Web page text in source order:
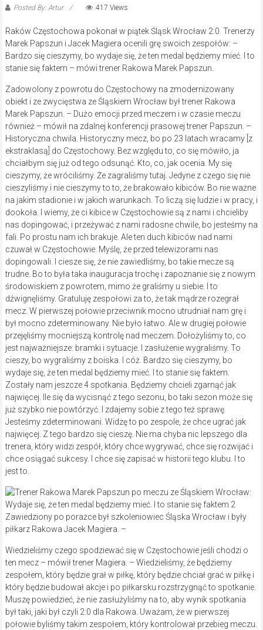
Posted By: Artur 417 Views
Raków Częstochowa pokonał w piątek Śląsk Wrocław 2:0. Trenerzy
Marek Papszun i Jacek Magiera ocenili grę swoich zespołów: –
Bardzo się cieszymy, bo wydaje się, że ten medal będziemy mieć. I to
stanie się faktem – mówi trener Rakowa Marek Papszun.
Zadowolony z powrotu do Częstochowy na zmodernizowany
obiekt i ze zwycięstwa ze Śląskiem Wrocław był trener Rakowa
Marek Papszun. – Dużo emocji przed meczem i w czasie meczu
również – mówił na zdalnej konferencji prasowej trener Papszun. –
Historyczna chwila. Historyczny mecz, bo po 23 latach wracamy [z
ekstraklasą] do Częstochowy. Bez względu to, co się mówiło, ja
chciałbym się już od tego odsunąć. Kto, co, jak ocenia. My się
cieszymy, że wróciliśmy. Że zagraliśmy tutaj. Jedyne z czego się nie
cieszyliśmy i nie cieszymy to to, że brakowało kibiców. Bo nie ważne
na jakim stadionie i w jakich warunkach. To liczą się ludzie i w pracy, i
dookoła. I wiemy, że ci kibice w Częstochowie są z nami i chcieliby
nas dopingować, i przeżywać z nami radosne chwile, bo jesteśmy na
fali. Po prostu nam ich brakuje. Ale ten duch kibiców nad nami
czuwał w Częstochowie. Myślę, że przed telewizorami nas
dopingowali. I ciesze się, że nie zawiedliśmy, bo takie mecze są
trudne. Bo to była taka inauguracja trochę i zapoznanie się z nowym
środowiskiem z powrotem, mimo że graliśmy u siebie. I to
dźwignęliśmy. Gratuluję zespołowi za to, że tak mądrze rozegrał
mecz. W pierwszej połowie przeciwnik mocno utrudniał nam grę i
był mocno zdeterminowany. Nie było łatwo. Ale w drugiej połowie
przejęliśmy mocniejszą kontrolę nad meczem. Dołożyliśmy to, co
jest najważniejsze: bramki i sytuacje. I zasłużenie wygraliśmy. To
cieszy, bo wygraliśmy z boiska. I cóż. Bardzo się cieszymy, bo
wydaje się, że ten medal będziemy mieć. I to stanie się faktem.
Zostały nam jeszcze 4 spotkania. Będziemy chcieli zgarnąć jak
najwięcej. Ile się da wycisnąć z tego sezonu, bo taki sezon może się
już szybko nie powtórzyć. I zdajemy sobie z tego też sprawę.
Jesteśmy zdeterminowani. Widzę to po zespole, że chce ugrać jak
najwięcej. Z tego bardzo się cieszę. Nie ma chyba nic lepszego dla
trenera, który widzi zespół, który chce wygrywać, chce się rozwijać i
chce osiągać sukcesy. I chce się zapisać w historii tego klubu. I to
jest to.
Zawiedziony po porażce był szkoleniowiec Śląska Wrocław i były
piłkarz Rakowa Jacek Magiera. –
Wiedzieliśmy czego spodziewać się w Częstochowie jeśli chodzi o
ten mecz – mówił trener Magiera. – Wiedzieliśmy, że będziemy
zespołem, który będzie grał w piłkę, który będzie chciał grać w piłkę i
który będzie budował akcje i po piłkarsku rozstrzygnąć to spotkanie.
Muszę powiedzieć, że nie zasłużyliśmy na to, aby wynik spotkania
był taki, jaki był czyli 2:0 dla Rakowa. Uważam, że w pierwszej
połowie byliśmy takim zespołem, który kontrolował przebieg meczu.